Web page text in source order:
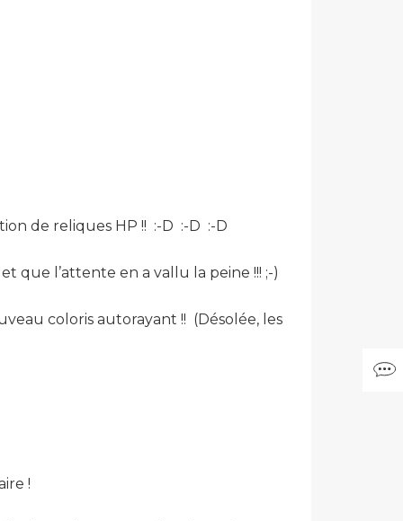
de reliques HP !! :-D :-D :-D
que l’attente en a vallu la peine !!! ;-)
coloris autorayant !! (Désolée, les
!